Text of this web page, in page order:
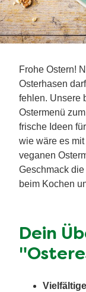
Frohe Ostern!
Osterhasen
fehlen. Unsere
Ostermenü
frische Ideen
wie wäre es
veganen
Geschmack
beim Kochen
Dein